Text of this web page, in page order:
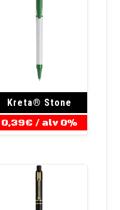
Kreta® Stone
0,39€ / alv 0%